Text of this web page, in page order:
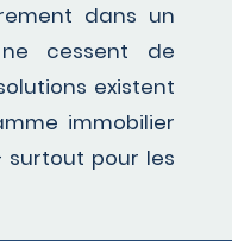
dans un
cessent de
existent
immobilier
pour les